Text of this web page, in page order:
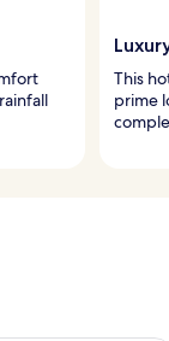
This
prime